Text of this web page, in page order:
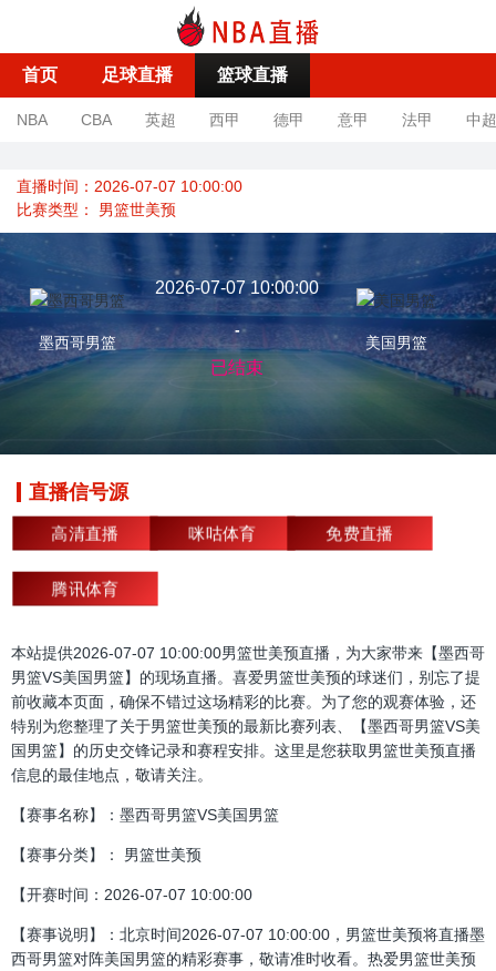
首页 足球直播 篮球直播
NBA CBA 英超 西甲 德甲 意甲 法甲 中超
直播时间：2026-07-07 10:00:00
比赛类型： 男篮世美预
墨西哥男篮
2026-07-07 10:00:00
-
已结束
美国男篮
直播信号源
高清直播 咪咕体育 免费直播
腾讯体育
本站提供2026-07-07 10:00:00男篮世美预直播，为大家带来【墨西哥
男篮VS美国男篮】的现场直播。喜爱男篮世美预的球迷们，别忘了提
前收藏本页面，确保不错过这场精彩的比赛。为了您的观赛体验，还
特别为您整理了关于男篮世美预的最新比赛列表、【墨西哥男篮VS美
国男篮】的历史交锋记录和赛程安排。这里是您获取男篮世美预直播
信息的最佳地点，敬请关注。
【赛事名称】：墨西哥男篮VS美国男篮
【赛事分类】： 男篮世美预
【开赛时间：2026-07-07 10:00:00
【赛事说明】：北京时间2026-07-07 10:00:00，男篮世美预将直播墨
西哥男篮对阵美国男篮的精彩赛事，敬请准时收看。热爱男篮世美预